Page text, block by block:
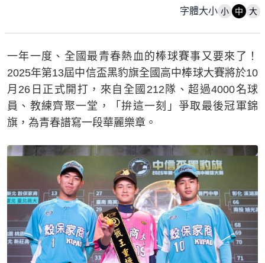
字體大小 小 中 大
一年一度、全國最青春熱血的棒球賽事又要來了！
2025年第13屆中信盃黑豹旗全國高中棒球大賽將於10
月26日正式開打，來自全國212隊、超過4000名球
員、教練齊聚一堂，「拚這一刻」爭取最後冠軍錦
旗，為青春譜寫一段華麗樂章。